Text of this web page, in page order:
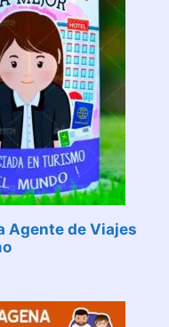
Agente de Viajes